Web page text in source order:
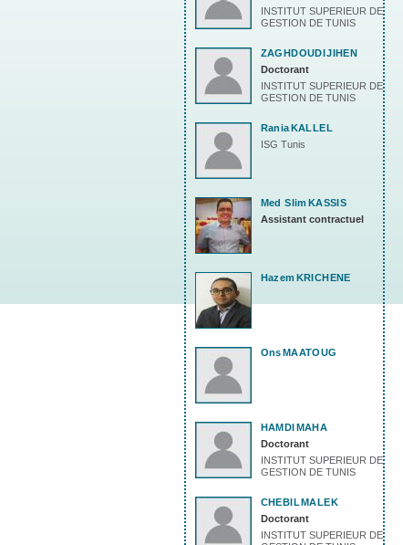
INSTITUT SUPERIEUR DE
GESTION DE TUNIS
ZAGHDOUDIJIHEN
Doctorant
INSTITUT SUPERIEUR DE
GESTION DE TUNIS
RaniaKALLEL
ISG Tunis
Med Slim KASSIS
Assistant contractuel
Hazem KRICHENE
OnsMAATOUG
HAMDIMAHA
Doctorant
INSTITUT SUPERIEUR DE
GESTION DE TUNIS
CHEBILMALEK
Doctorant
INSTITUT SUPERIEUR DE